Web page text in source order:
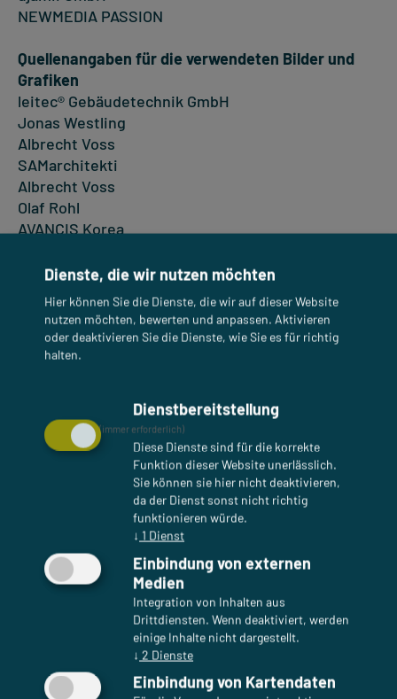
NEWMEDIA PASSION
Quellenangaben für die verwendeten Bilder und
Grafiken
leitec® Gebäudetechnik GmbH
Jonas Westling
Albrecht Voss
SAMarchitekti
Albrecht Voss
Olaf Rohl
AVANCIS Korea
SCHRAG Fassaden GmbH
Helmholtz-Zentrum Berlin
Leo Seidel
Peter Kuczia
Uwe Richter/ Stulle und Bemme
Haftungsausschluss (Disclaimer)
Haftung für Inhalte
Als Diensteanbieter sind wir gemäß § 7 Abs.1 TMG
für eigene Inhalte auf diesen Seiten nach den
allgemeinen Gesetzen verantwortlich. Nach §§ 8 bis
10 TMG sind wir als Diensteanbieter jedoch nicht
verpflichtet, übermittelte oder gespeicherte
fremde Informationen zu überwachen oder nach
Umständen zu forschen, die auf eine rechtswidrige
Tätigkeit hinweisen. Verpflichtungen zur
Entfernung oder Sperrung der Nutzung von
Dienste, die wir nutzen möchten
Hier können Sie die Dienste, die wir auf dieser Website
nutzen möchten, bewerten und anpassen. Aktivieren
oder deaktivieren Sie die Dienste, wie Sie es für richtig
halten.
Dienstbereitstellung
(immer erforderlich)
Diese Dienste sind für die korrekte
Funktion dieser Website unerlässlich.
Sie können sie hier nicht deaktivieren,
da der Dienst sonst nicht richtig
funktionieren würde.
↓ 1 Dienst
Einbindung von externen
Medien
Integration von Inhalten aus
Drittdiensten. Wenn deaktiviert, werden
einige Inhalte nicht dargestellt.
↓ 2 Dienste
Einbindung von Kartendaten